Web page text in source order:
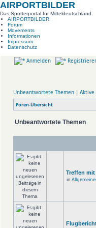
AIRPORTBILDER
Das Spotterportal für Mitteldeutschland
AIRPORTBILDER
Forum
Movements
Informationen
Impressum
Datenschutz
Anmelden
Unbeantwortete Themen | Aktive
Foren-Übersicht
Unbeantwortete Themen
Treffen
in